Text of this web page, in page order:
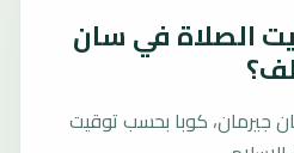
الصلاة في سان
جيرمان، كوبا بحسب توقيت